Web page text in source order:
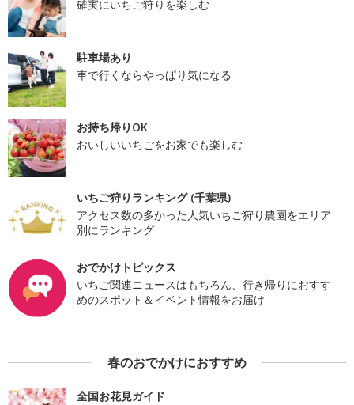
確実にいちご狩りを楽しむ
駐車場あり
車で行くならやっぱり気になる
お持ち帰りOK
おいしいいちごをお家でも楽しむ
いちご狩りランキング (千葉県)
アクセス数の多かった人気いちご狩り農園をエリア
別にランキング
おでかけトピックス
いちご関連ニュースはもちろん、行き帰りにおすす
めのスポット＆イベント情報をお届け
春のおでかけにおすすめ
全国お花見ガイド